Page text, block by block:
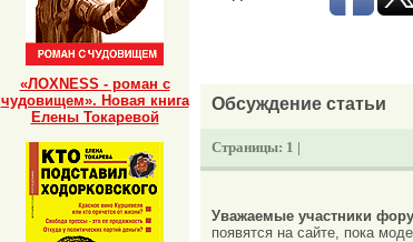
Обсуждение статьи
Страницы: 1 |
Уважаемые участники
появятся на сайте, пока
«ЛОХNESS - роман с
чудовищем». Новая книга
Елены Токаревой